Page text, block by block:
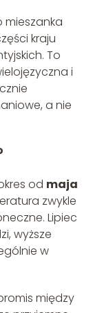
mieszanka
kraju
To
i
a nie
od maja
zwykle
Lipiec
wyższe
w
między